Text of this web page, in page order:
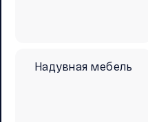
Надувная мебель